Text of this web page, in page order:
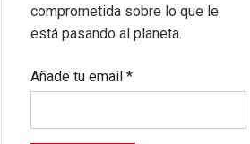
comprometida sobre lo que le
está pasando al planeta.
Añade tu email*